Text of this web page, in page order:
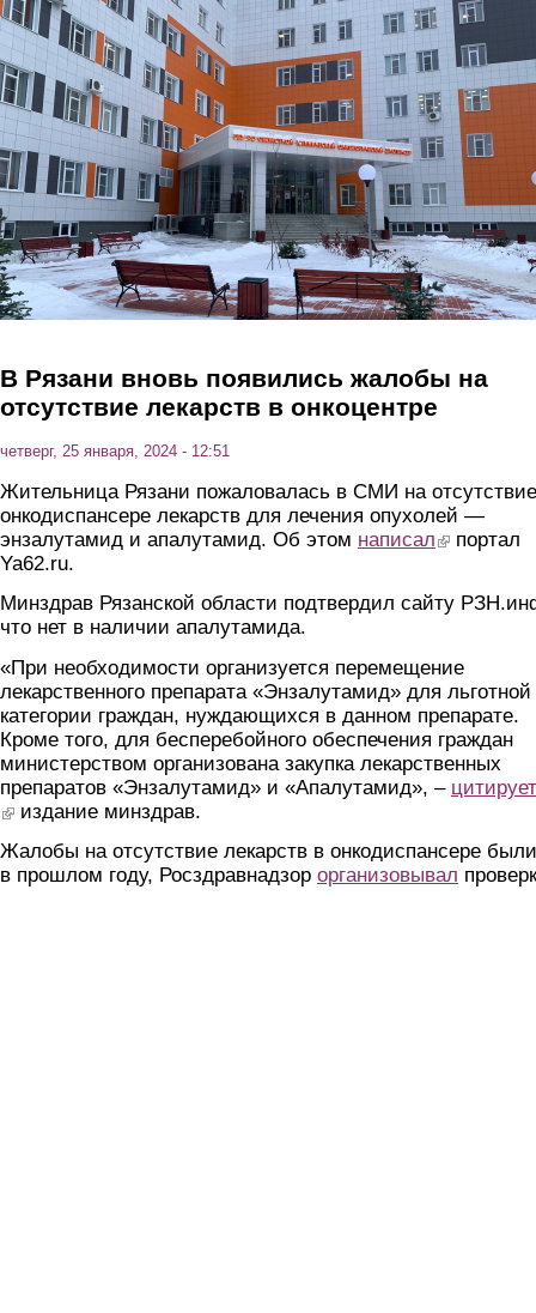
Перейти к основному содержанию
В Рязани вновь появились жалобы на
отсутствие лекарств в онкоцентре
четверг, 25 января, 2024 - 12:51
Жительница Рязани пожаловалась в СМИ на
онкодиспансере лекарств для лечения опухолей —
энзалутамид и апалутамид. Об этом написал (link is
портал
Ya62.ru.
Минздрав Рязанской области подтвердил сайту
что нет в наличии апалутамида.
«При необходимости организуется перемещение
лекарственного препарата «Энзалутамид» для льготной
категории граждан, нуждающихся в данном препарате.
Кроме того, для бесперебойного обеспечения граждан
министерством организована закупка лекарственных
препаратов «Энзалутамид» и «Апалутамид», – цитирует
(link is external)
издание минздрав.
Жалобы на отсутствие лекарств в онкодиспансере
в прошлом году, Росздравнадзор организовывал